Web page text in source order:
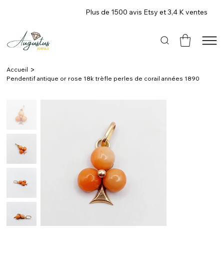
Plus de 1500 avis Etsy et 3,4 K ventes
Accueil >
Pendentif antique or rose 18k trèfle perles de corail années 1890